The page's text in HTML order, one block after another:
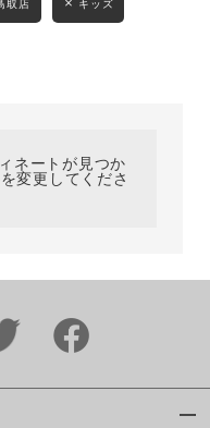
KIDS
取店 キッズ
ネートが見つか
変更してくださ